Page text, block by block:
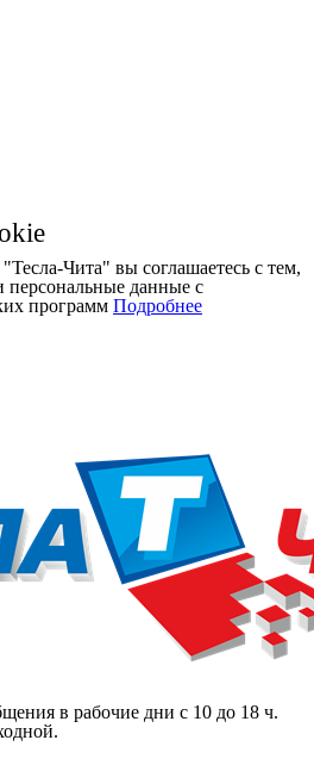
Чита" вы соглашаетесь с тем,
данные с
программ Подробнее
в рабочие дни с 10 до 18 ч.